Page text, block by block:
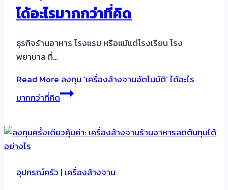
ได้อะไรมากกว่าที่คิด
ธุรกิจร้านอาหาร โรงแรม หรือแม้แต่โรงเรียน โรง
พยาบาล ที่…
Read More ลงทุน ‘เครื่องล้างจานอัตโนมัติ’ ได้อะไร
มากกว่าที่คิด
อุปกรณ์ครัว | เครื่องล้างจาน